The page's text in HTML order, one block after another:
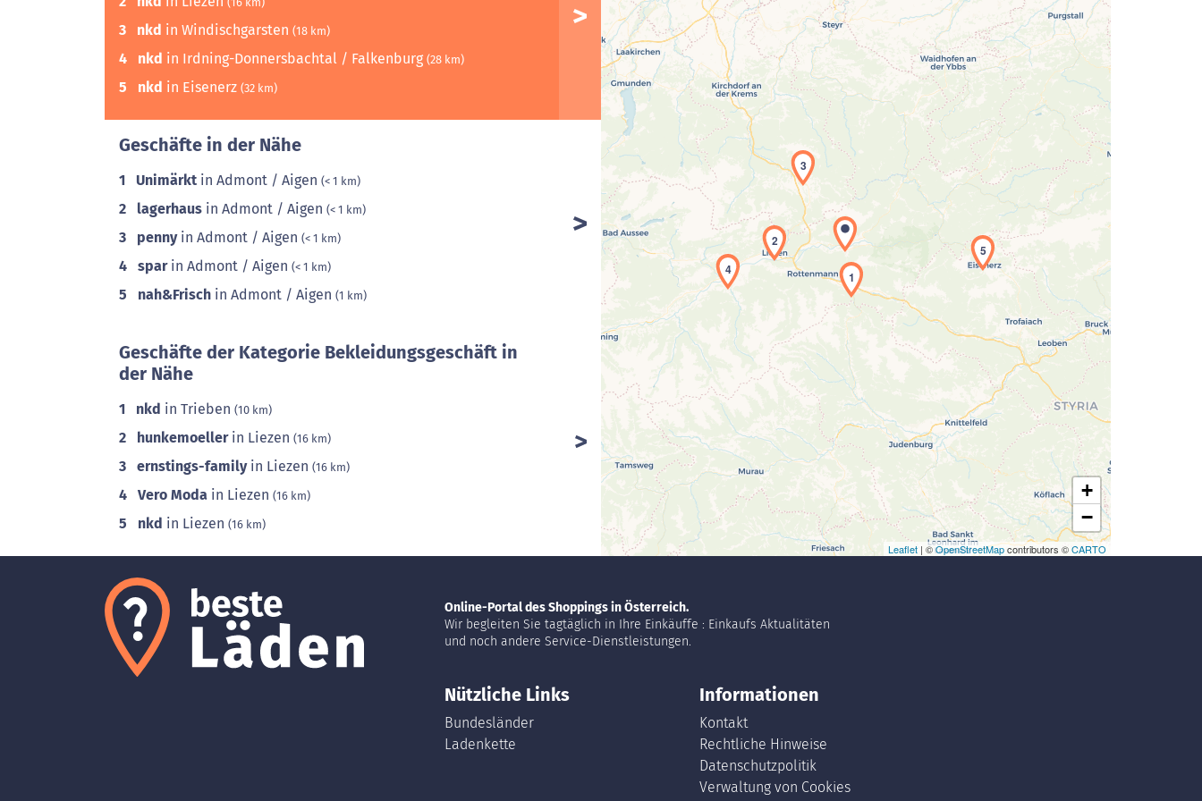
3 nkd in Windischgarsten (18 km)
4 nkd in Irdning-Donnersbachtal / Falkenburg (28 km)
5 nkd in Eisenerz (32 km)
Geschäfte in der Nähe
1 Unimärkt in Admont / Aigen (< 1 km)
2 lagerhaus in Admont / Aigen (< 1 km)
3 pennyin Admont / Aigen (< 1 km)
4 sparin Admont / Aigen (< 1 km)
5 nah&Frisch in Admont / Aigen (1 km)
Geschäfte der Kategorie Bekleidungsgeschäft in
der Nähe
1 nkd in Trieben (10 km)
2 hunkemoellerin Liezen (16 km)
3 ernstings-familyin Liezen (16 km)
4 Vero Moda in Liezen (16 km)
5 nkd in Liezen (16 km)
Laden der Karte...
1
2
3
4
5
+
−
Leaflet | ©OpenStreetMapcontributors ©CARTO
Online-Portal des Shoppings in Österreich.
Wir begleiten Sie tagtäglich in Ihre Einkäuffe : Einkaufs Aktualitäten
und noch andere Service-Dienstleistungen.
Nützliche Links
Bundesländer
Ladenkette
Informationen
Kontakt
Rechtliche Hinweise
Datenschutzpolitik
Verwaltung von Cookies